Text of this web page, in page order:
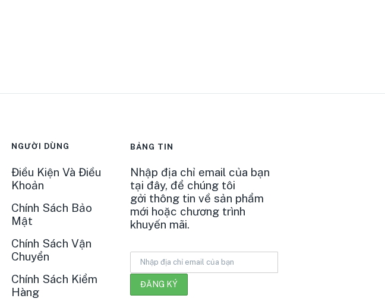
NGƯỜI DÙNG
Điều Kiện Và Điều
Khoản
Chính Sách Bảo
Mật
Chính Sách Vận
Chuyển
Chính Sách Kiểm
Hàng
BẢNG TIN
Nhập địa chỉ email của bạn
tại đây, để chúng tôi
gởi thông tin về sản phẩm
mới hoặc chương trình
khuyến mãi.